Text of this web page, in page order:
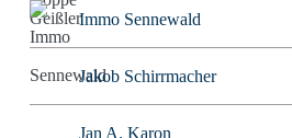
Immo Sennewald
Jakob Schirrmacher
Jan A. Karon